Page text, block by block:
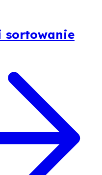
sortowanie